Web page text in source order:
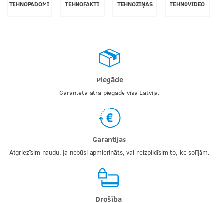
TEHNOPADOMI TEHNOFAKTI TEHNOZIŅAS TEHNOVIDEO
Piegāde
Garantēta ātra piegāde visā Latvijā.
Garantijas
Atgriezīsim naudu, ja nebūsi apmierināts, vai neizpildīsim to, ko solījām.
Drošība